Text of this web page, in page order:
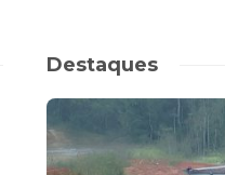
Destaques